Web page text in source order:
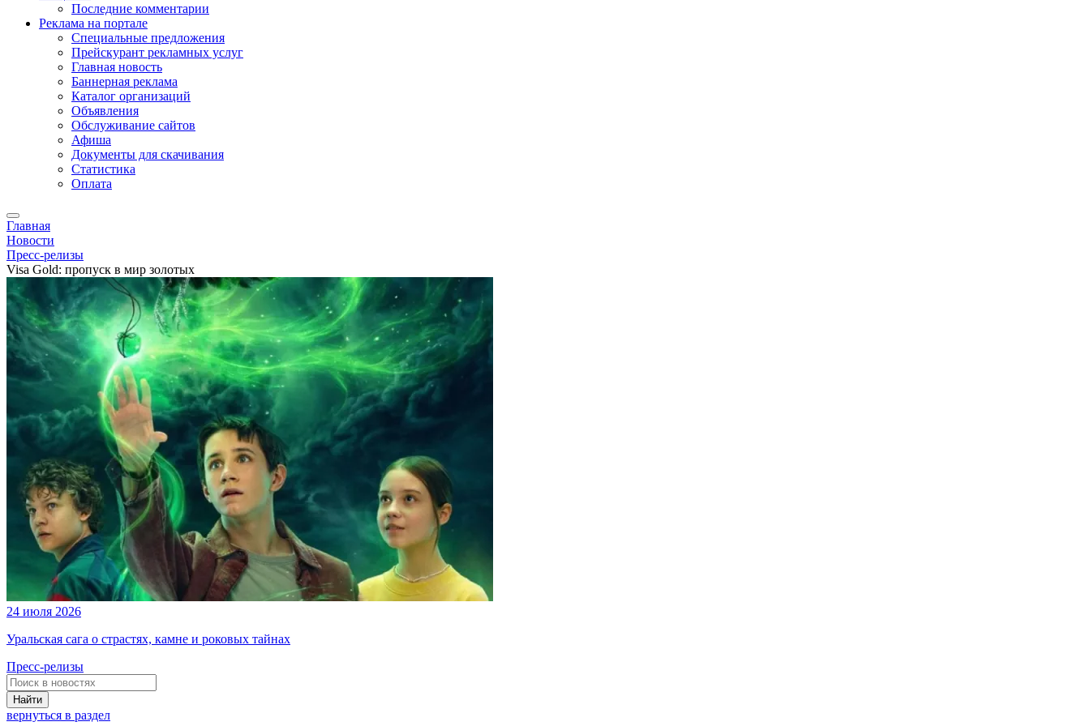
Последние комментарии
Реклама на портале
Специальные предложения
Прейскурант рекламных услуг
Главная новость
Баннерная реклама
Каталог организаций
Объявления
Обслуживание сайтов
Афиша
Документы для скачивания
Статистика
Оплата
Главная
Новости
Пресс-релизы
Visa Gold: пропуск в мир золотых
24 июля 2026
Уральская сага о страстях, камне и роковых тайнах
Пресс-релизы
Найти
вернуться в раздел